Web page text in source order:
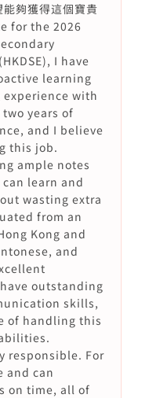
夠獲得這個寶貴
for the 2026
I have
learning
with
years of
and I believe
this job.
ample notes
learn and
wasting extra
from an
Kong and
and
outstanding
skills,
of handling this
responsible. For
and can
on time, all of